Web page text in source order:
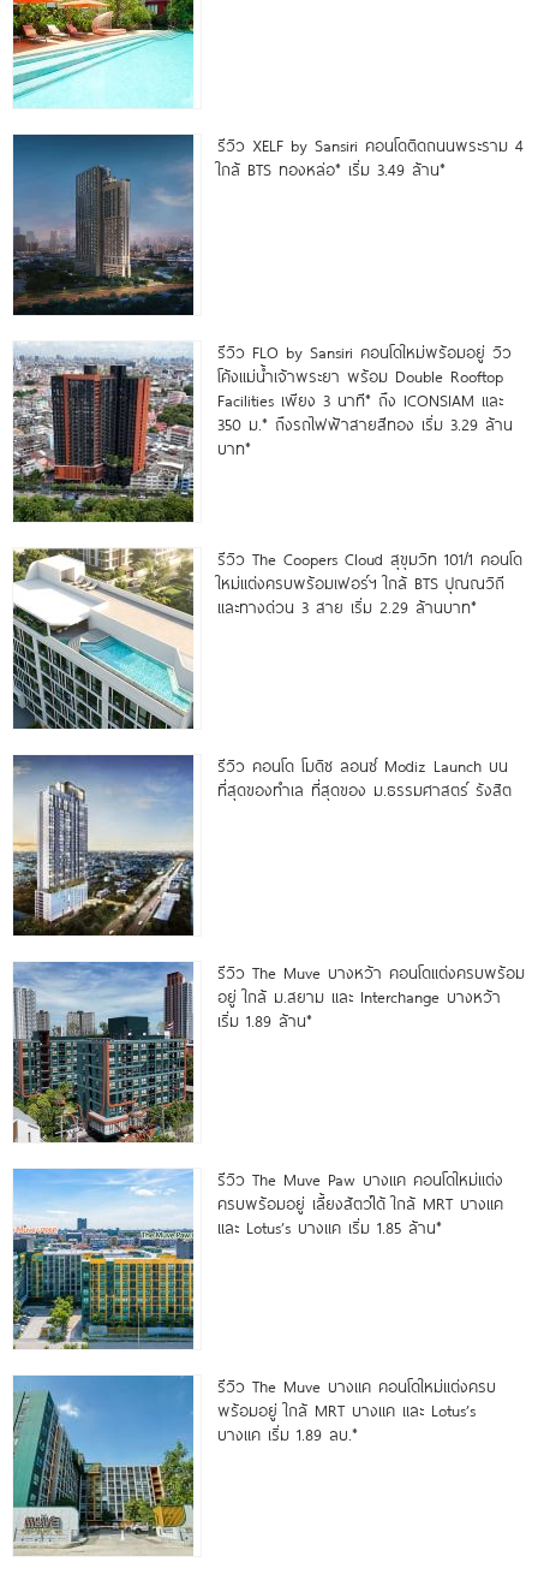
รีวิว XELF by Sansiri คอนโดติดถนนพระราม 4
ใกล้ BTS ทองหล่อ* เริ่ม 3.49 ล้าน*
รีวิว FLO by Sansiri คอนโดใหม่พร้อมอยู่ วิว
โค้งแม่น้ำเจ้าพระยา พร้อม Double Rooftop
Facilities เพียง 3 นาที* ถึง ICONSIAM และ
350 ม.* ถึงรถไฟฟ้าสายสีทอง เริ่ม 3.29 ล้าน
บาท*
รีวิว The Coopers Cloud สุขุมวิท 101/1 คอนโด
ใหม่แต่งครบพร้อมเฟอร์ฯ ใกล้ BTS ปุณณวิถี
และทางด่วน 3 สาย เริ่ม 2.29 ล้านบาท*
รีวิว คอนโด โมดิซ ลอนซ์ Modiz Launch บน
ที่สุดของทำเล ที่สุดของ ม.ธรรมศาสตร์ รังสิต
รีวิว The Muve บางหว้า คอนโดแต่งครบพร้อม
อยู่ ใกล้ ม.สยาม และ Interchange บางหว้า
เริ่ม 1.89 ล้าน*
รีวิว The Muve Paw บางแค คอนโดใหม่แต่ง
ครบพร้อมอยู่ เลี้ยงสัตว์ได้ ใกล้ MRT บางแค
และ Lotus’s บางแค เริ่ม 1.85 ล้าน*
รีวิว The Muve บางแค คอนโดใหม่แต่งครบ
พร้อมอยู่ ใกล้ MRT บางแค และ Lotus’s
บางแค เริ่ม 1.89 ลบ.*